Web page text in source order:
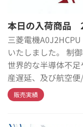
本日の入荷商品
三菱電機
いたしました。 制
世界的な半導体不
産遅延、及び航空
販売実績